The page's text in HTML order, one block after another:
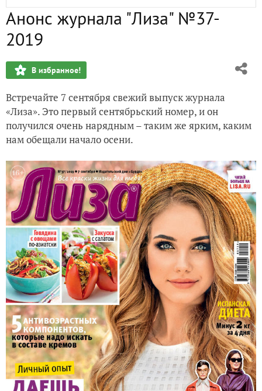
Анонс журнала "Лиза" №36-2019
Анонс журнала "Лиза" №34-2019
Анонс журнала "Лиза" №33-2019
Анонс журнала "Лиза" №31-2019
Анонс журнала "Лиза" №37-
2019
В избранное!
Встречайте 7 сентября свежий выпуск журнала
«Лиза». Это первый сентябрьский номер, и он
получился очень нарядным – таким же ярким, каким
нам обещали начало осени.